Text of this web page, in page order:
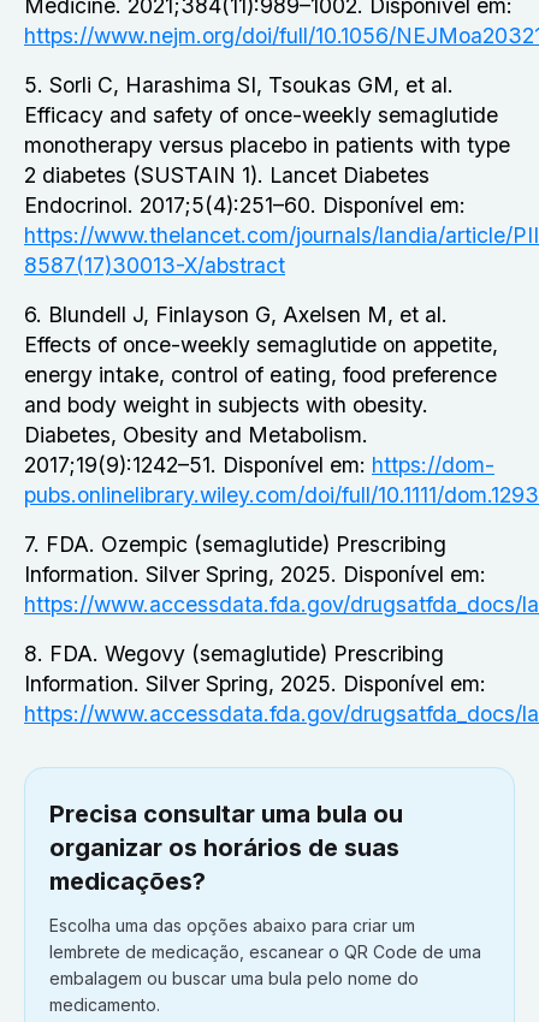
Medicine. 2021;384(11):989–1002. Disponível em:
https://www.nejm.org/doi/full/10.1056/
5. Sorli C, Harashima SI, Tsoukas GM, et al.
Efficacy and safety of once-weekly semaglutide
monotherapy versus placebo in patients with type
2 diabetes (SUSTAIN 1). Lancet Diabetes
Endocrinol. 2017;5(4):251–60. Disponível em:
https://www.thelancet.com/journals/landia/article/
8587(17)30013-X/abstract
6. Blundell J, Finlayson G, Axelsen M, et al.
Effects of once-weekly semaglutide on appetite,
energy intake, control of eating, food preference
and body weight in subjects with obesity.
Diabetes, Obesity and Metabolism.
2017;19(9):1242–51. Disponível em: https://dom-
pubs.onlinelibrary.wiley.com/doi/full/10.1111/
7. FDA. Ozempic (semaglutide) Prescribing
Information. Silver Spring, 2025. Disponível em:
https://www.accessdata.fda.gov/
8. FDA. Wegovy (semaglutide) Prescribing
Information. Silver Spring, 2025. Disponível em:
https://www.accessdata.fda.gov/drugsatfda_docs/
Precisa consultar uma bula ou
organizar os horários de suas
medicações?
Escolha uma das opções abaixo para criar um
lembrete de medicação, escanear o QR Code de uma
embalagem ou buscar uma bula pelo nome do
medicamento.